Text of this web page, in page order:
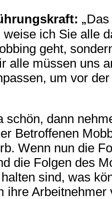
„
ich Sie alle
geht,
alle müssen uns
um vor
schön, dann
Betroffenen
Wenn nun die
die Folgen des
sind, was
ihre Arbeitnehmer